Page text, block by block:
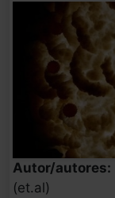
Autor/autores:
(et.al)